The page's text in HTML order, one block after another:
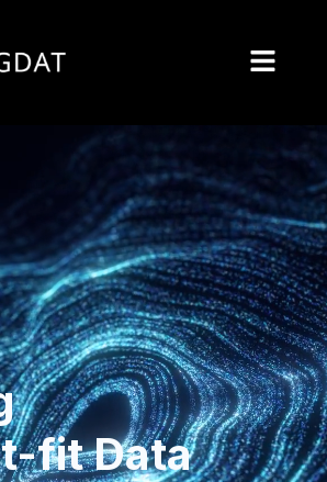
fit Data